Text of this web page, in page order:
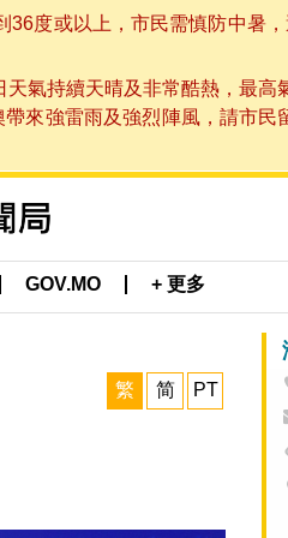
度或以上，市民需慎防中暑
氣持續天晴及非常酷熱，最
來強雷雨及強烈陣風，請市民
GOV.MO + 更多
繁 简 PT